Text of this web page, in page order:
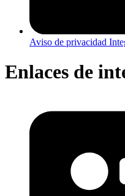
Aviso de privacidad
Enlaces de